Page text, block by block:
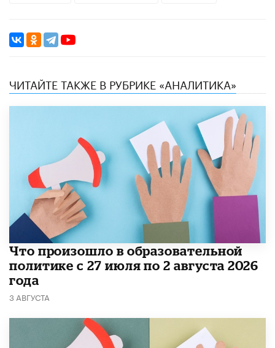
ЧИТАЙТЕ ТАКЖЕ В РУБРИКЕ «АНАЛИТИКА»
​Что произошло в образовательной
политике с 27 июля по 2 августа 2026
года
3 АВГУСТА